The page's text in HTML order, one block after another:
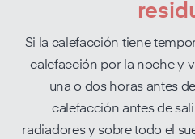
Si la calefacción tiene
calefacción por la noche y
una o dos horas antes
calefacción antes de
radiadores y sobre todo el